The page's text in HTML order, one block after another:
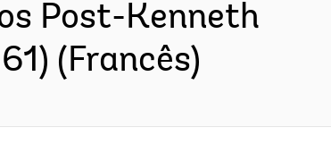
Post-Kenneth
(Francês)